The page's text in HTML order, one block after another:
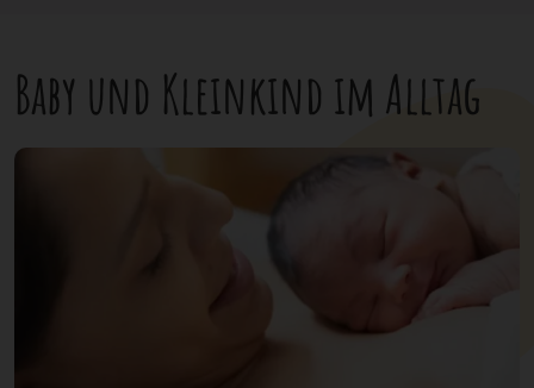
Baby und Kleinkind im Alltag